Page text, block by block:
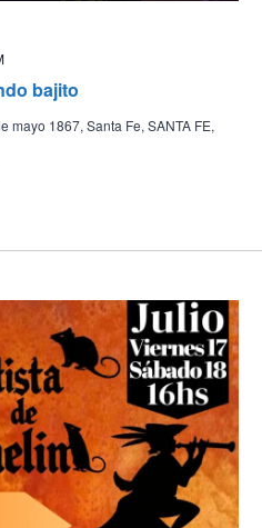
bajito
mayo 1867, Santa Fe, SANTA FE,